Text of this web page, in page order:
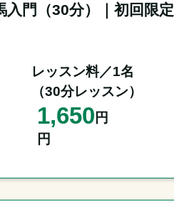
門（30分）｜初回限定
レッスン料／1名
（30分レッスン）
1,650 円
円